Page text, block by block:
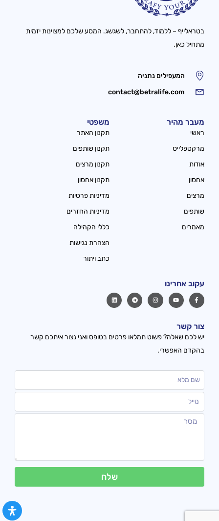
בטראלייף – ללמוד, להתחבר, לשגשג. המסע שלכם למצוינות יזמית
מתחיל כאן.
המעפילים נתניה
contact@betralife.com
מעבר מהיר
ראשי
מרקטפלייס
אודות
אחסון
מרצים
שותפים
מאמרים
משפטי
תקנון האתר
תקנון שותפים
תקנון מרצים
תקנון אחסון
מדיניות פרטיות
מדיניות החזרים
כללי הקהילה
הצהרת נגישות
כתב ויתור
עקוב אחרינו
צור קשר
יש לכם שאלה? פשוט תמלאו פרטים בטופס ואני נצור איתכם קשר
בהקדם האפשרי.
שלח